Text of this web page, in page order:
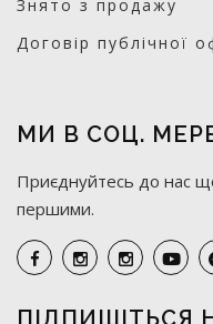
Знято з продажу
Договір публічної
МИ В СОЦ.
Приєднуйтесь до нас
першими.